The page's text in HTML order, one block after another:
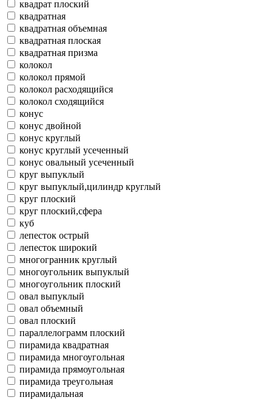
квадрат плоский
квадратная
квадратная объемная
квадратная плоская
квадратная призма
колокол
колокол прямой
колокол расходящийся
колокол сходящийся
конус
конус двойной
конус круглый
конус круглый усеченный
конус овальный усеченный
круг выпуклый
круг выпуклый,цилиндр круглый
круг плоский
круг плоский,сфера
куб
лепесток острый
лепесток широкий
многогранник круглый
многоугольник выпуклый
многоугольник плоский
овал выпуклый
овал объемный
овал плоский
параллелограмм плоский
пирамида квадратная
пирамида многоугольная
пирамида прямоугольная
пирамида треугольная
пирамидальная